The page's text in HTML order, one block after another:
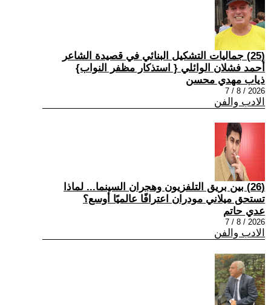
(25) جماليات التشكيل البنائي في قصيدة الشاعر
أحمد فشلان الوائلي { استذكار مظفر النواب}
ذياب مهدي محسن
2026 / 8 / 7
الادب والفن
(26) بين بريق التلفزيون وهجران السينما... لماذا
تستحق ميلاني مودران اعترافًا عالميًا أوسع؟
عدي حاتم
2026 / 8 / 7
الادب والفن